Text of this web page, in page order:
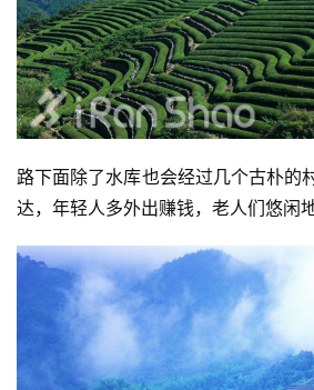
路下面除了水库也会经过几个古朴的
达，年轻人多外出赚钱，老人们悠闲